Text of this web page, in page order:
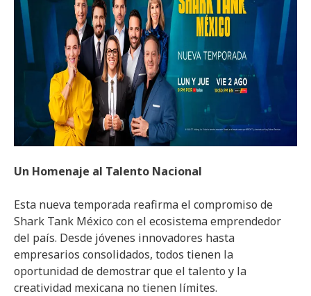
Un Homenaje al Talento Nacional
Esta nueva temporada reafirma el compromiso de
Shark Tank México con el ecosistema emprendedor
del país. Desde jóvenes innovadores hasta
empresarios consolidados, todos tienen la
oportunidad de demostrar que el talento y la
creatividad mexicana no tienen límites.